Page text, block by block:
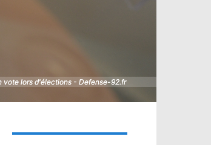
vote lors d'élections - Defense-92.fr
vote lors d'élections - Defense-92.fr